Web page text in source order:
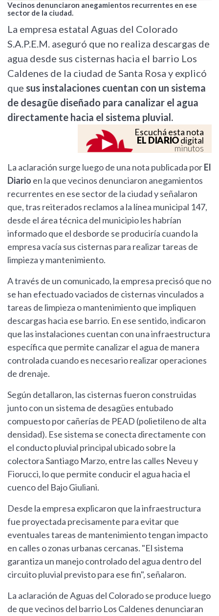
Vecinos denunciaron anegamientos recurrentes en ese
sector de la ciudad.
La empresa estatal Aguas del Colorado
S.A.P.E.M. aseguró que no realiza descargas de
agua desde sus cisternas hacia el barrio Los
Caldenes de la ciudad de Santa Rosa y explicó
que sus instalaciones cuentan con un sistema
de desagüe diseñado para canalizar el agua
directamente hacia el sistema pluvial.
Escuchá esta nota
EL DIARIOdigital
minutos
La aclaración surge luego de una nota publicada porEl
Diario en la que vecinos denunciaron anegamientos
recurrentes en ese sector de la ciudad y señalaron
que, tras reiterados reclamos a la línea municipal 147,
desde el área técnica del municipio les habrían
informado que el desborde se produciría cuando la
empresa vacía sus cisternas para realizar tareas de
limpieza y mantenimiento.
A través de un comunicado, la empresa precisó que no
se han efectuado vaciados de cisternas vinculados a
tareas de limpieza o mantenimiento que impliquen
descargas hacia ese barrio. En ese sentido, indicaron
que las instalaciones cuentan con una infraestructura
específica que permite canalizar el agua de manera
controlada cuando es necesario realizar operaciones
de drenaje.
Según detallaron, las cisternas fueron construidas
junto con un sistema de desagües entubado
compuesto por cañerías de PEAD (polietileno de alta
densidad). Ese sistema se conecta directamente con
el conducto pluvial principal ubicado sobre la
colectora Santiago Marzo, entre las calles Neveu y
Fiorucci, lo que permite conducir el agua hacia el
cuenco del Bajo Giuliani.
Desde la empresa explicaron que la infraestructura
fue proyectada precisamente para evitar que
eventuales tareas de mantenimiento tengan impacto
en calles o zonas urbanas cercanas. "El sistema
garantiza un manejo controlado del agua dentro del
circuito pluvial previsto para ese fin", señalaron.
La aclaración de Aguas del Colorado se produce luego
de que vecinos del barrio Los Caldenes denunciaran